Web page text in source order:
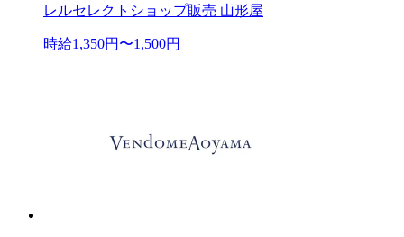
レルセレクトショップ販売 山形屋
時給1,350円〜1,500円